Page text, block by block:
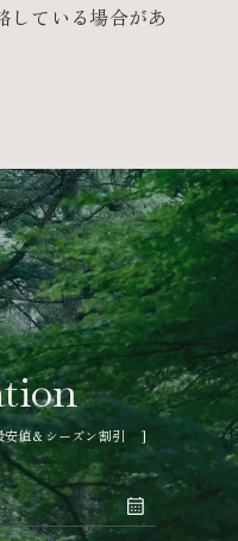
している場合があ
値＆シーズン割引